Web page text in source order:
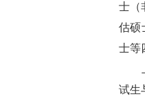
士（
估硕
士等
上
试生